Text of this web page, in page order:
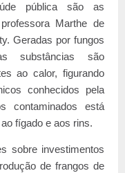
pública são as
Marthe de
Geradas por fungos
substâncias são
ao calor, figurando
conhecidos pela
contaminados está
fígado e aos rins.
sobre investimentos
de frangos de